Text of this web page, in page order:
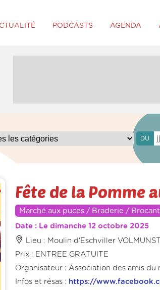
PODCASTS AGENDA
DU
Fête de la Pomme
Marché aux puces / Braderie /
Date : Le dimanche 12 octobre 2025
Lieu : Moulin d'Eschviller
Prix : ENTREE GRATUITE
Organisateur : Association des amis du
Infos et résas : https://